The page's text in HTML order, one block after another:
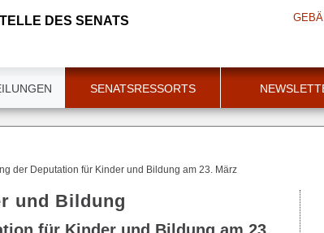
DES SENATS
SENATSRESSORTS
der Deputation für Kinder und Bildung am 23. März
und Bildung